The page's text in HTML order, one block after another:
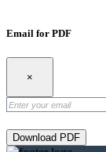
Email for PDF
×
Download PDF